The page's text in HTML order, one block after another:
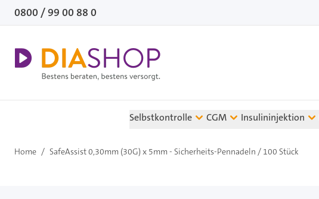
Direkt zum Inhalt
0800 / 99 00 88 0
Selbstkontrolle CGM Insulininjektion
Home / SafeAssist 0,30mm (30G) x 5mm - Sicherheits-Pennadeln / 100 Stück